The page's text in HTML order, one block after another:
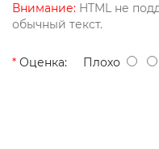
Внимание: HTML не
обычный текст.
Оценка: Плохо